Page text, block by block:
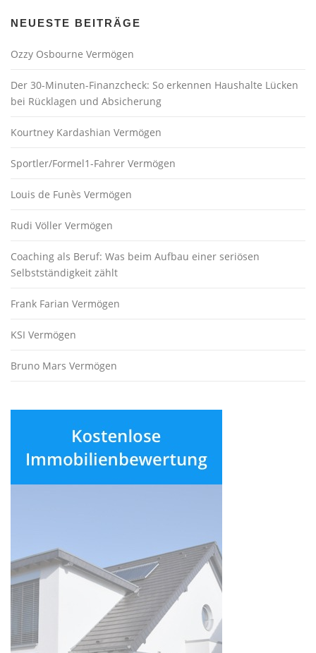
NEUESTE BEITRÄGE
Ozzy Osbourne Vermögen
Der 30-Minuten-Finanzcheck: So erkennen Haushalte Lücken
bei Rücklagen und Absicherung
Kourtney Kardashian Vermögen
Sportler/Formel1-Fahrer Vermögen
Louis de Funès Vermögen
Rudi Völler Vermögen
Coaching als Beruf: Was beim Aufbau einer seriösen
Selbstständigkeit zählt
Frank Farian Vermögen
KSI Vermögen
Bruno Mars Vermögen